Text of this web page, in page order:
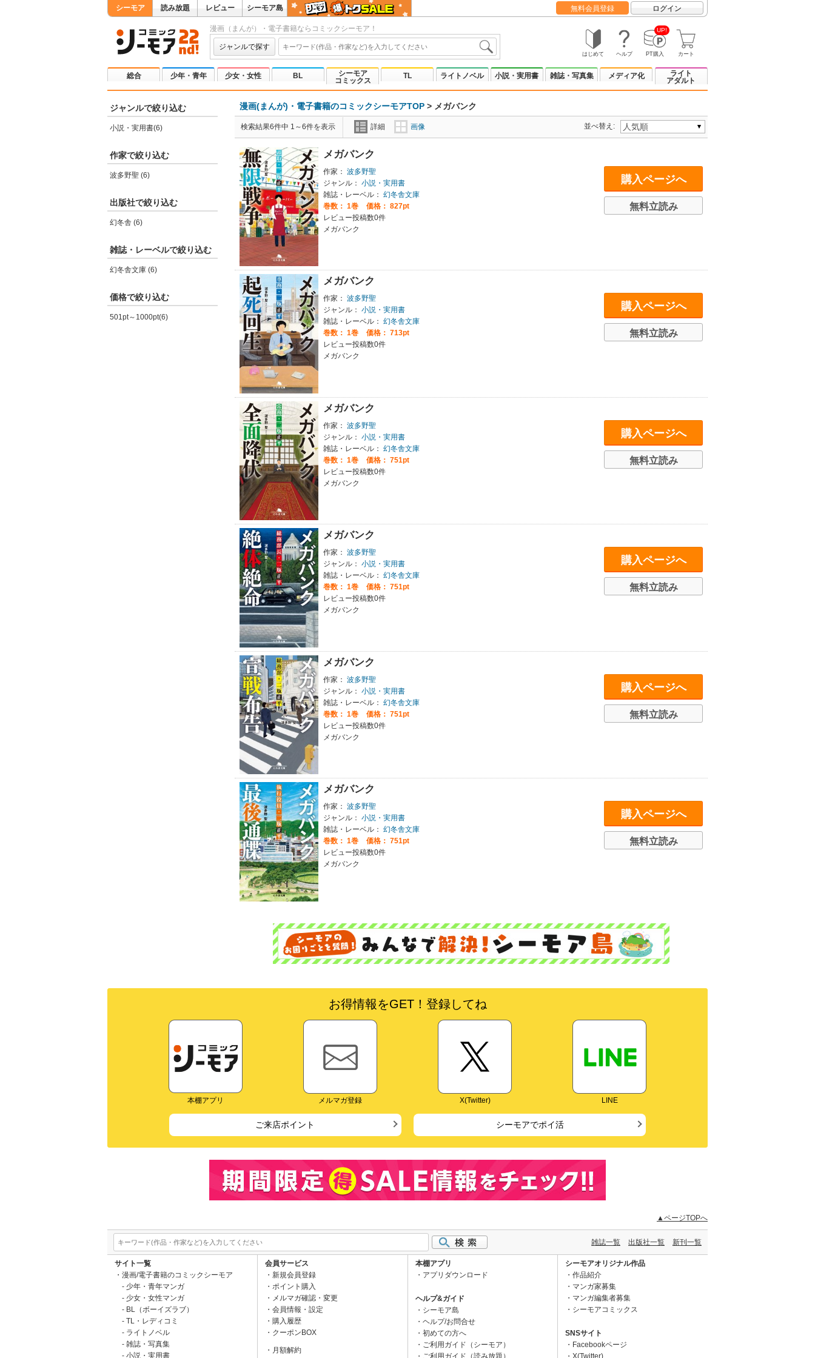
シーモア 読み放題 レビュー シーモア島 無料会員登録 ログイン
漫画（まんが）・電子書籍ならコミックシーモア！
ジャンルで探す
はじめて ヘルプ
UP!
PT購入 カート
総合 少年・青年 少女・女性 BL
シーモア
コミックス
TL ライトノベル 小説・実用書 雑誌・写真集 メディア化
ライト
アダルト
ジャンルで絞り込む
小説・実用書(6)
作家で絞り込む
波多野聖 (6)
出版社で絞り込む
幻冬舎 (6)
雑誌・レーベルで絞り込む
幻冬舎文庫 (6)
価格で絞り込む
501pt～1000pt(6)
漫画(まんが)・電子書籍のコミックシーモアTOP > メガバンク
検索結果6件中 1～6件を表示 詳細 画像 並べ替え:
メガバンク
作家： 波多野聖
ジャンル： 小説・実用書
雑誌・レーベル： 幻冬舎文庫
巻数： 1巻
価格： 827pt
レビュー投稿数0件
メガバンク
購入ページへ
無料立読み
メガバンク
作家： 波多野聖
ジャンル： 小説・実用書
雑誌・レーベル： 幻冬舎文庫
巻数： 1巻
価格： 713pt
レビュー投稿数0件
メガバンク
購入ページへ
無料立読み
メガバンク
作家： 波多野聖
ジャンル： 小説・実用書
雑誌・レーベル： 幻冬舎文庫
巻数： 1巻
価格： 751pt
レビュー投稿数0件
メガバンク
購入ページへ
無料立読み
メガバンク
作家： 波多野聖
ジャンル： 小説・実用書
雑誌・レーベル： 幻冬舎文庫
巻数： 1巻
価格： 751pt
レビュー投稿数0件
メガバンク
購入ページへ
無料立読み
メガバンク
作家： 波多野聖
ジャンル： 小説・実用書
雑誌・レーベル： 幻冬舎文庫
巻数： 1巻
価格： 751pt
レビュー投稿数0件
メガバンク
購入ページへ
無料立読み
メガバンク
作家： 波多野聖
ジャンル： 小説・実用書
雑誌・レーベル： 幻冬舎文庫
巻数： 1巻
価格： 751pt
レビュー投稿数0件
メガバンク
購入ページへ
無料立読み
お得情報をGET！登録してね
本棚アプリ メルマガ登録 X(Twitter) LINE
ご来店ポイント シーモアでポイ活
▲ページTOPへ
雑誌一覧 出版社一覧 新刊一覧
サイト一覧
漫画/電子書籍のコミックシーモア
少年・青年マンガ
少女・女性マンガ
BL（ボーイズラブ）
TL・レディコミ
ライトノベル
雑誌・写真集
小説・実用書
会員サービス
新規会員登録
ポイント購入
メルマガ確認・変更
会員情報・設定
購入履歴
クーポンBOX
月額解約
本棚アプリ
アプリダウンロード
ヘルプ&ガイド
シーモア島
ヘルプ/お問合せ
初めての方へ
ご利用ガイド（シーモア）
ご利用ガイド（読み放題）
シーモアオリジナル作品
作品紹介
マンガ家募集
マンガ編集者募集
シーモアコミックス
SNSサイト
Facebookページ
X(Twitter)